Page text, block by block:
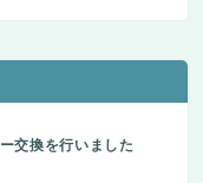
交換を行いました